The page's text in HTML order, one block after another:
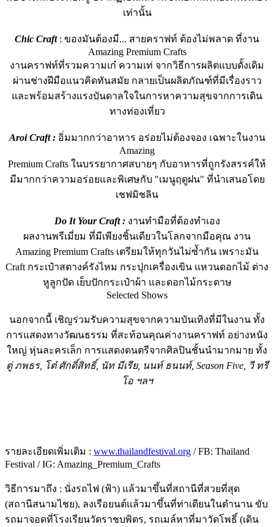
เท่านั้น
Chic Craft : ของมันต้องมี... สายคราฟท์ ต้องไม่พลาด ที่งาน
Amazing Premium Crafts
งานคราฟท์ที่รวมความเก๋ ความเท่ จากวิธีการผลิตแบบดั้งเดิม
ผ่านช่างฝีมือแนวคิดทันสมัย กลายเป็นผลิตภัณฑ์ที่มีเรื่องราว
และพร้อมสร้างแรงบันดาลใจในการหาความสุขจากการเดิน
ทางท่องเที่ยว
Aroi Craft :อิ่มมากกว่าอาหาร อร่อยไม่ต้องจอง เฉพาะในงาน
Amazing
Premium Crafts ในบรรยากาศสบายๆ กับอาหารที่ถูกรังสรรค์ให้
มีมากกว่าความอร่อยและพิเศษกับ "เมนูฤดูฝน" ที่นำเสนอโดย
เชฟมิชลิน
Do It Your Craft : งานทำมือที่ต้องทำเอง
ผลงานพรีเมี่ยม ที่มีเพียงชิ้นเดียวในโลกจากมือคุณ งาน
Amazing Premium Crafts เตรียมให้ทุกวันไม่ซ้ำกัน เพราะมัน
Craft กระเป๋าสตางค์รังไหม กระปุกเครื่องเขิน แหวนดอกไม้ ต่าง
หูลูกปัด เย็บปักกระเป๋าผ้า และดอกไม้กระดาษ
Selected Shows
นอกจากนี้ เชิญร่วมรับความสุขจากความบันเทิงที่มีในงาน ทั้ง
การแสดงทางวัฒนธรรม ที่สะท้อนคุณค่างานคราฟท์ อย่างหนัง
ใหญ่ หุ่นละครเล็ก การแสดงดนตรีจากศิลปินชั้นนำมากมาย ทั้ง
ตู่ ภพธร, โต๋ ศักดิ์สิทธิ์, นัท มีเรีย, นนท์ ธนนท์, Season Five, วี ทรี
โอ ฯลฯ
รายละเอียดเพิ่มเติม : www.thailandfestival.org / FB: Thailand
Festival / IG: Amazing_Premium_Crafts
วิธีการมาถึง : นั่งรถไฟ (ฟ้า) แล้วมาขึ้นที่สถานีที่สวยที่สุด
(สถานีสนามไชย), ลงเรือยนต์แล้วมาขึ้นที่ท่าเตียนในตำนาน ขับ
รถมาจอดที่โรงเรียนวัดราชบพิตร, รถเมล์หาที่มาวัดโพธิ์ (เดิน